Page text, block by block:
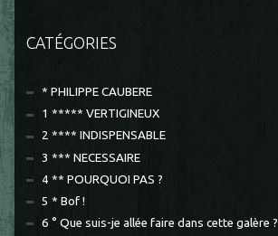
CATÉGORIES
* PHILIPPE CAUBERE
1 ***** VERTIGINEUX
2 **** INDISPENSABLE
3 *** NECESSAIRE
4 ** POURQUOI PAS ?
5 * Bof !
6 ° Que suis-je allée faire dans cette galère ?